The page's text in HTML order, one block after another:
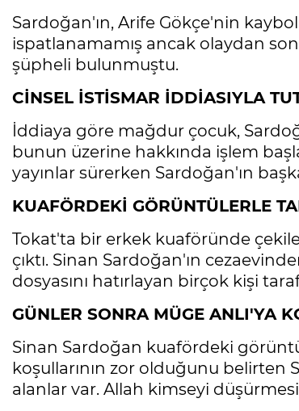
Sardoğan'ın, Arife Gökçe'nin
ispatlanamamış ancak olaydan
şüpheli bulunmuştu.
CİNSEL İSTİSMAR İDDİASIYLA
İddiaya göre mağdur çocuk,
bunun üzerine hakkında işlem
yayınlar sürerken Sardoğan'ın
KUAFÖRDEKİ GÖRÜNTÜLERLE
Tokat'ta bir erkek kuaföründe
çıktı. Sinan Sardoğan'ın
dosyasını hatırlayan birçok kişi
GÜNLER SONRA MÜGE ANLI'YA
Sinan Sardoğan kuafördeki
koşullarının zor olduğunu belirten
alanlar var. Allah kimseyi